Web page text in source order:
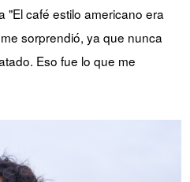
"El café estilo americano era
sorprendió, ya que nunca
Eso fue lo que me